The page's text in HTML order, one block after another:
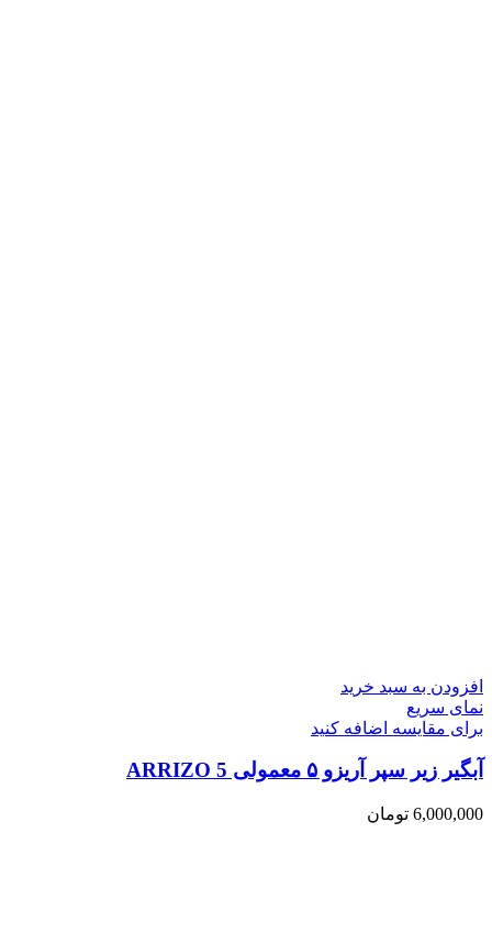
افزودن به سبد خرید
نمای سریع
برای مقایسه اضافه کنید
آبگیر زیر سپر آریزو ۵ معمولی ARRIZO 5
6,000,000 تومان